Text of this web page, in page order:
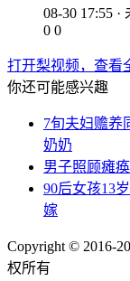
08-30 17:55 ·
0 0
打开梨视频，查看
你还可能感兴趣
7旬夫妇赡养
奶奶
男子照顾瘫
90后女孩13
嫁
Copyright © 2016-
权所有